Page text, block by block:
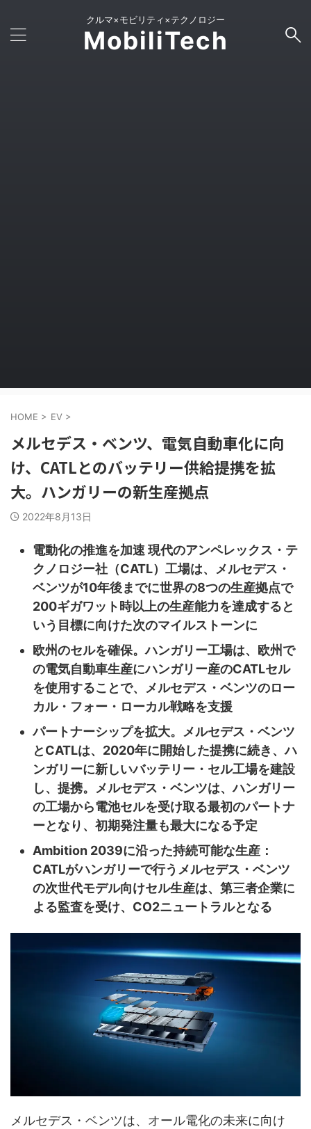
クルマ×モビリティ×テクノロジー
MobiliTech
HOME > EV >
メルセデス・ベンツ、電気自動車化に向
け、CATLとのバッテリー供給提携を拡
大。ハンガリーの新生産拠点
2022年8月13日
電動化の推進を加速 現代のアンペレックス・テ
クノロジー社（CATL）工場は、メルセデス・
ベンツが10年後までに世界の8つの生産拠点で
200ギガワット時以上の生産能力を達成すると
いう目標に向けた次のマイルストーンに
欧州のセルを確保。ハンガリー工場は、欧州で
の電気自動車生産にハンガリー産のCATLセル
を使用することで、メルセデス・ベンツのロー
カル・フォー・ローカル戦略を支援
パートナーシップを拡大。メルセデス・ベンツ
とCATLは、2020年に開始した提携に続き、ハ
ンガリーに新しいバッテリー・セル工場を建設
し、提携。メルセデス・ベンツは、ハンガリー
の工場から電池セルを受け取る最初のパートナ
ーとなり、初期発注量も最大になる予定
Ambition 2039に沿った持続可能な生産：
CATLがハンガリーで行うメルセデス・ベンツ
の次世代モデル向けセル生産は、第三者企業に
よる監査を受け、CO2ニュートラルとなる
メルセデス・ベンツは、オール電化の未来に向け